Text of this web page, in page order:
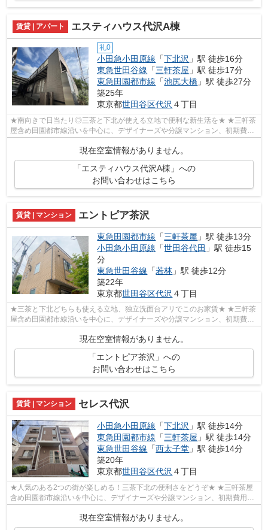
賃貸 | アパート エスティハウス代沢A棟
礼0
小田急小田原線 「下北沢 」駅 徒歩16分
東急世田谷線 「三軒茶屋 」駅 徒歩17分
東急田園都市線 「池尻大橋 」駅 徒歩27分
築25年
東京都世田谷区代沢 ４丁目
★南向きで日当たり◎三茶と下北が使える立地で便利な新生活を★ ★三軒茶
屋含め田園都市線沿いを中心に、デザイナーズや分譲マンション、初期費用
を抑えた部屋探しはぜひ当社にお任せくだ...
現在空室情報がありません。
「エスティハウス代沢A棟」への
お問い合わせはこちら
賃貸 | マンション エントピア茶沢
東急田園都市線 「三軒茶屋 」駅 徒歩13分
小田急小田原線 「世田谷代田 」駅 徒歩15
分
東急世田谷線 「若林 」駅 徒歩12分
築22年
東京都世田谷区代沢 ４丁目
★三茶と下北どちらも使える立地、独立洗面台アリでこのお家賃★ ★三軒茶
屋含め田園都市線沿いを中心に、デザイナーズや分譲マンション、初期費用
現在空室情報がありません。
「エントピア茶沢」への
お問い合わせはこちら
賃貸 | マンション セレス代沢
小田急小田原線 「下北沢 」駅 徒歩14分
東急田園都市線 「三軒茶屋 」駅 徒歩14分
東急世田谷線 「西太子堂 」駅 徒歩14分
築20年
東京都世田谷区代沢 ４丁目
★人気のある2つの街が楽しめる！三茶下北の便利さをどうぞ★ ★三軒茶屋
含め田園都市線沿いを中心に、デザイナーズや分譲マンション、初期費用を
現在空室情報がありません。